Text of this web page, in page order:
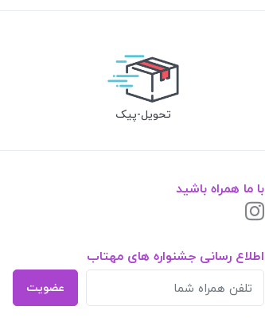
تحویل-پیک
با ما همراه باشید
اطلاع رسانی جشنواره های مهتاب
عضویت